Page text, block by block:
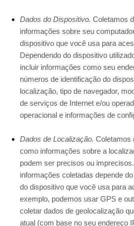
Dados do Dispositivo. Coletamos
informações sobre seu
dispositivo que você usa para
Dependendo do dispositivo
incluir informações como seu
números de identificação do
localização, tipo de navegador,
de serviços de Internet e/ou
operacional e informações de
Dados de Localização. Coletamos
como informações sobre a
podem ser precisos ou
informações coletadas depende
do dispositivo que você usa para
exemplo, podemos usar GPS e
coletar dados de geolocalização
atual (com base no seu endereço